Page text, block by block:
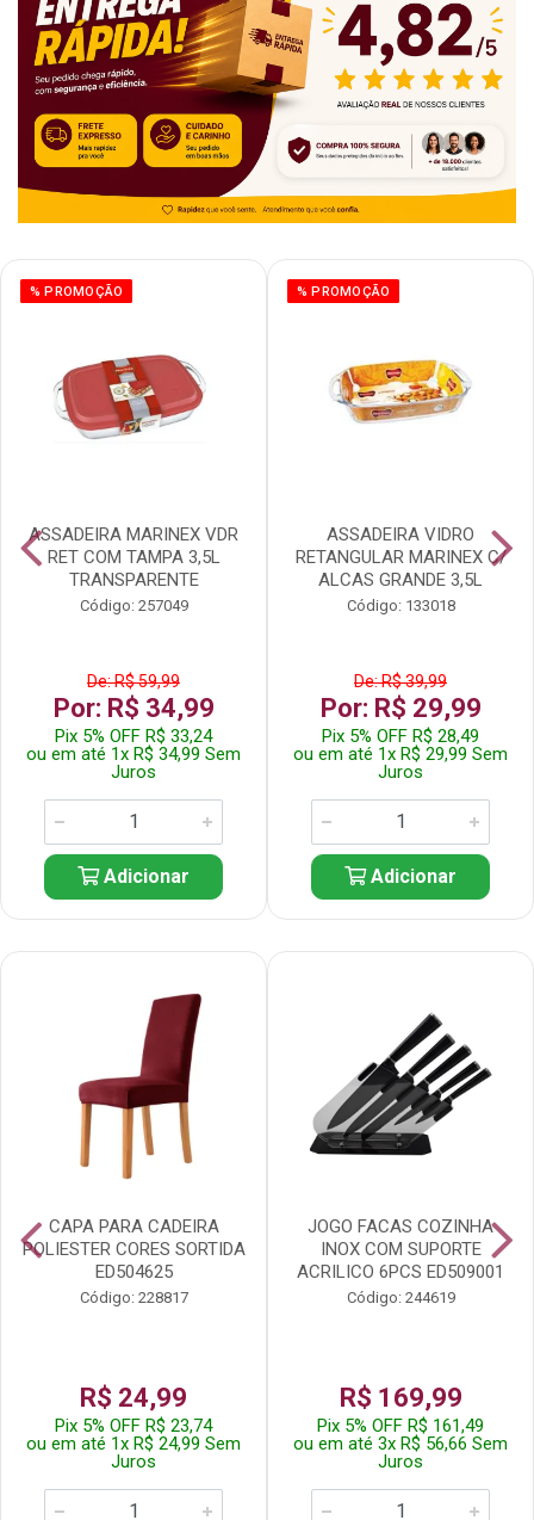
% PROMOÇÃO
ASSADEIRA MARINEX VDR
RET COM TAMPA 3,5L
TRANSPARENTE
Código: 257049
De: R$ 59,99
Por: R$ 34,99
Pix 5% OFF R$ 33,24
ou em até 1x R$ 34,99 Sem
Juros
Adicionar
% PROMOÇÃO
ASSADEIRA VIDRO
RETANGULAR MARINEX C/
ALCAS GRANDE 3,5L
Código: 133018
De: R$ 39,99
Por: R$ 29,99
Pix 5% OFF R$ 28,49
ou em até 1x R$ 29,99 Sem
Juros
Adicionar
CAPA PARA CADEIRA
POLIESTER CORES SORTIDA
ED504625
Código: 228817
R$ 24,99
Pix 5% OFF R$ 23,74
ou em até 1x R$ 24,99 Sem
Juros
JOGO FACAS COZINHA
INOX COM SUPORTE
ACRILICO 6PCS ED509001
Código: 244619
R$ 169,99
Pix 5% OFF R$ 161,49
ou em até 3x R$ 56,66 Sem
Juros